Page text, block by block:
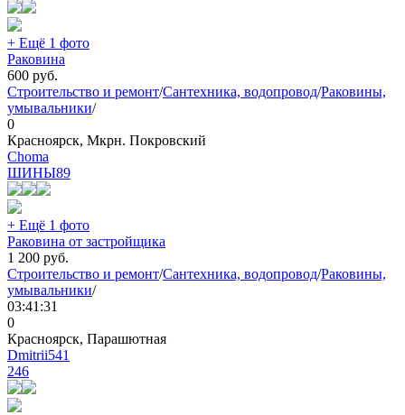
+ Ещё 1 фото
Раковина
600 руб.
Строительство и ремонт/Сантехника, водопровод/Раковины,
умывальники/
0
Красноярск, Мкрн. Покровский
Choma
ШИНЫ89
+ Ещё 1 фото
Раковина от застройщика
1 200 руб.
Строительство и ремонт/Сантехника, водопровод/Раковины,
умывальники/
03:41:31
0
Красноярск, Парашютная
Dmitrii541
246